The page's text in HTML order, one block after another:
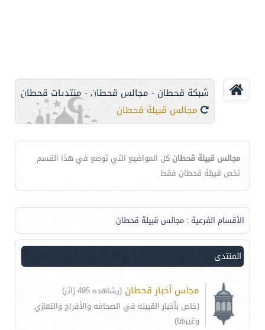
شبكة قحطان - مجالس قحطان - منتديات قحطان
مجالس قبيلة قحطان
مجالس قبيلة قحطان كل المواضيع التي توضع في هذا القسم
تخص قبيلة قحطان فقط
الأقسام الفرعية : مجالس قبيلة قحطان
المنتدى
مجلس أخبار قحطان (يشاهده 495 زائر)
(خاص بأخبار القبيله في الصحافه والأفراح والتعازي
وغيرها)